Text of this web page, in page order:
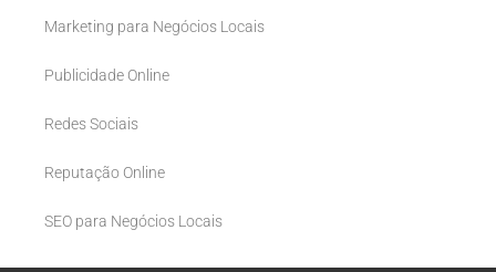
Marketing para Negócios Locais
Publicidade Online
Redes Sociais
Reputação Online
SEO para Negócios Locais